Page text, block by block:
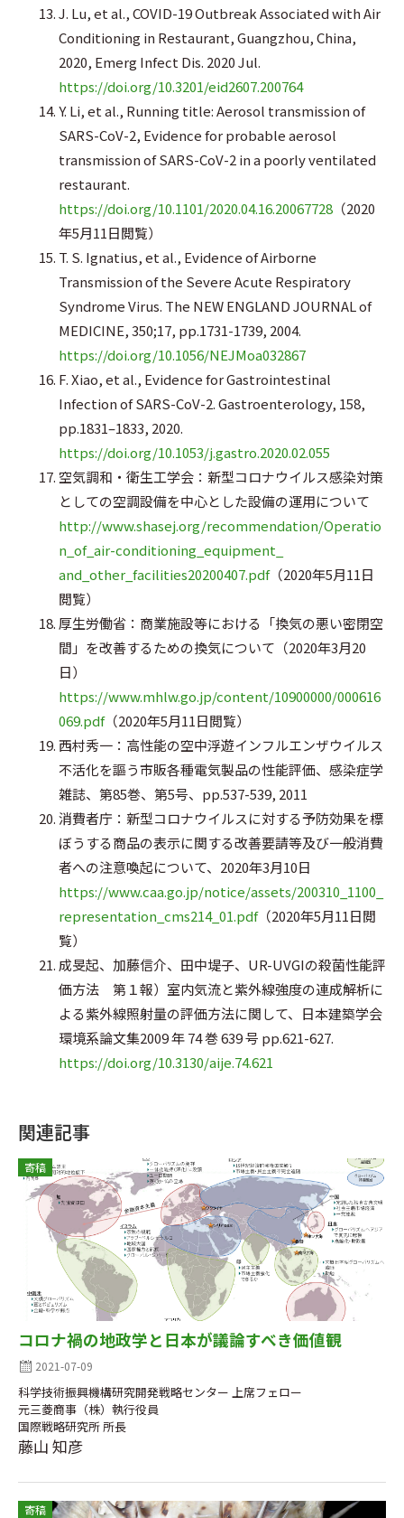
J. Lu, et al., COVID-19 Outbreak Associated with Air
Conditioning in Restaurant, Guangzhou, China,
2020, Emerg Infect Dis. 2020 Jul.
https://doi.org/10.3201/eid2607.200764
Y. Li, et al., Running title: Aerosol transmission of
SARS-CoV-2, Evidence for probable aerosol
transmission of SARS-CoV-2 in a poorly ventilated
restaurant.
https://doi.org/10.1101/2020.04.16.20067728 （2020
年5月11日閲覧）
T. S. Ignatius, et al., Evidence of Airborne
Transmission of the Severe Acute Respiratory
Syndrome Virus. The NEW ENGLAND JOURNAL of
MEDICINE, 350;17, pp.1731-1739, 2004.
https://doi.org/10.1056/NEJMoa032867
F. Xiao, et al., Evidence for Gastrointestinal
Infection of SARS-CoV-2. Gastroenterology, 158,
pp.1831–1833, 2020.
https://doi.org/10.1053/j.gastro.2020.02.055
空気調和・衛生工学会：新型コロナウイルス感染対策
としての空調設備を中心とした設備の運用について
http://www.shasej.org/recommendation/Operatio
n_of_air-conditioning_equipment_
and_other_facilities20200407.pdf（2020年5月11日
閲覧）
厚生労働省：商業施設等における「換気の悪い密閉空
間」を改善するための換気について（2020年3月20
日）
https://www.mhlw.go.jp/content/10900000/000616
069.pdf（2020年5月11日閲覧）
西村秀一：高性能の空中浮遊インフルエンザウイルス
不活化を謳う市販各種電気製品の性能評価、感染症学
雑誌、第85巻、第5号、pp.537-539, 2011
消費者庁：新型コロナウイルスに対する予防効果を標
ぼうする商品の表示に関する改善要請等及び一般消費
者への注意喚起について、2020年3月10日
https://www.caa.go.jp/notice/assets/200310_1100_
representation_cms214_01.pdf（2020年5月11日閲
覧）
成旻起、加藤信介、田中堤子、UR-UVGIの殺菌性能評
価方法 第１報）室内気流と紫外線強度の連成解析に
よる紫外線照射量の評価方法に関して、日本建築学会
環境系論文集2009 年 74 巻 639 号 pp.621-627.
https://doi.org/10.3130/aije.74.621
関連記事
寄稿
コロナ禍の地政学と日本が議論すべき価値観
2021-07-09
科学技術振興機構研究開発戦略センター 上席フェロー
元三菱商事（株）執行役員
国際戦略研究所 所長
藤山 知彦
寄稿